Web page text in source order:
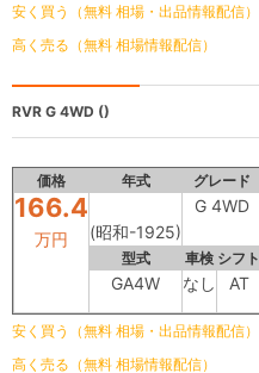
安く買う（無料 相場・出品情報配信）
高く売る（無料 相場情報配信）
RVR G 4WD ()
価格 年式 グレード
166.4
万円 (昭和-1925)
G 4WD
型式 車検 シフト
GA4W なし AT
安く買う（無料 相場・出品情報配信）
高く売る（無料 相場情報配信）